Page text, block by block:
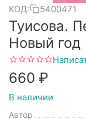
КОД: 5400471
Туисова.
Новый год
‍660‍ ₽
В наличии
Автор